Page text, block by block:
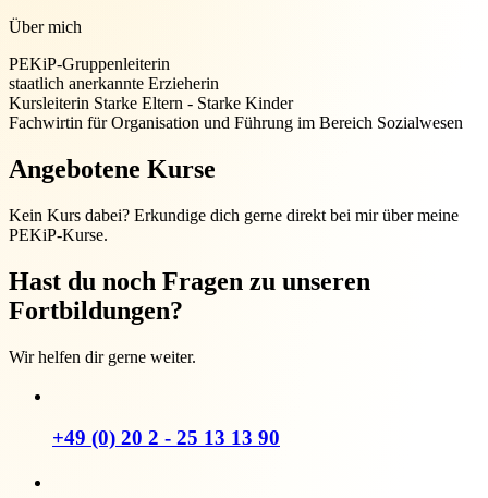
Über mich
PEKiP-Gruppenleiterin
staatlich anerkannte Erzieherin
Kursleiterin Starke Eltern - Starke Kinder
Fachwirtin für Organisation und Führung im Bereich Sozialwesen
Angebotene Kurse
Kein Kurs dabei? Erkundige dich gerne direkt bei mir über meine
PEKiP-Kurse.
Hast du noch Fragen zu unseren
Fortbildungen?
Wir helfen dir gerne weiter.
+49 (0) 20 2 - 25 13 13 90